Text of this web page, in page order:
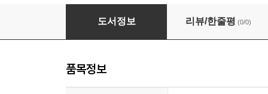
The Adventures of the Infallible Godahl
도서정보 리뷰/한줄평 (0/0)
품목정보